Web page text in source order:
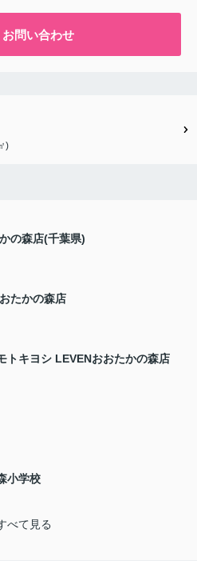
お問い合わせ
)
の森店(千葉県)
たかの森店
トキヨシ LEVENおおたかの森店
小学校
べて見る